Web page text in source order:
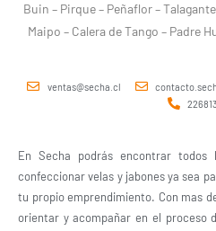
Buin – Pirque – Peñaflor –
Maipo – Calera de Tango – Padre
ventas@secha.cl
En Secha podrás encontrar todos
confeccionar velas y jabones ya sea
tu propio emprendimiento. Con mas
orientar y acompañar en el proceso